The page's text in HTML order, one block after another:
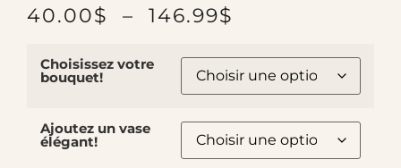
40.00$ – 146.99$
Choisissez votre
bouquet!
Ajoutez un vase
élégant!